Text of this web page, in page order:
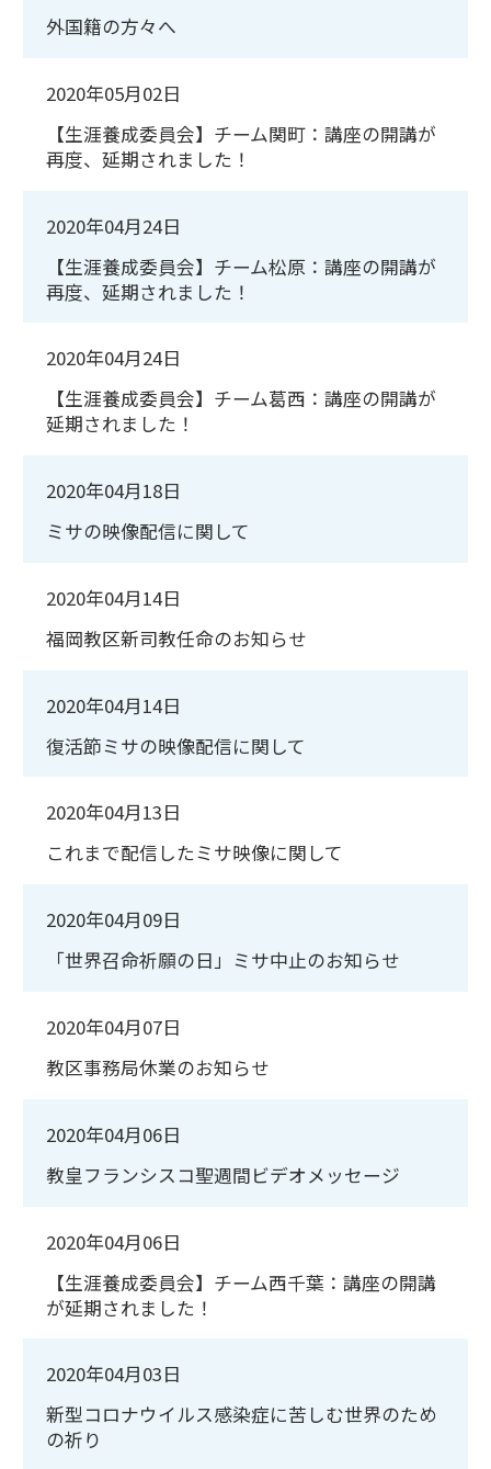
外国籍の方々へ
2020年05月02日
【生涯養成委員会】チーム関町：講座の開講が
再度、延期されました！
2020年04月24日
【生涯養成委員会】チーム松原：講座の開講が
再度、延期されました！
2020年04月24日
【生涯養成委員会】チーム葛西：講座の開講が
延期されました！
2020年04月18日
ミサの映像配信に関して
2020年04月14日
福岡教区新司教任命のお知らせ
2020年04月14日
復活節ミサの映像配信に関して
2020年04月13日
これまで配信したミサ映像に関して
2020年04月09日
「世界召命祈願の日」ミサ中止のお知らせ
2020年04月07日
教区事務局休業のお知らせ
2020年04月06日
教皇フランシスコ聖週間ビデオメッセージ
2020年04月06日
【生涯養成委員会】チーム西千葉：講座の開講
が延期されました！
2020年04月03日
新型コロナウイルス感染症に苦しむ世界のため
の祈り